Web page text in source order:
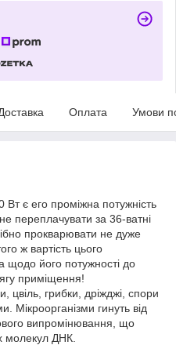
Оплата Умови
є его проміжна потужність
переплачувати за 36-ватні
прокварювати не дуже
ж вартість цього
щодо його потужності до
приміщення!
цвіль, грибки, дріжджі, спори
Мікроорганізми гинуть від
випромінювання, що
молекул ДНК.